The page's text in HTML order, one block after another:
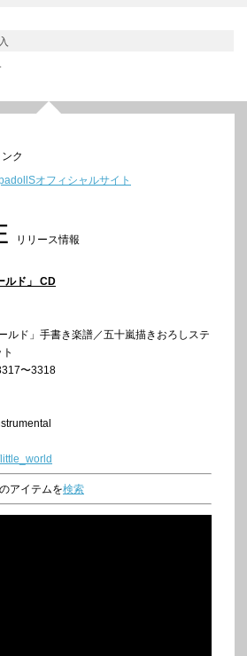
ク
オフィシャルサイト
リリース情報
ルド」 CD
ルド」手書き楽譜／五十嵐描きおろしステ
〜3318
アイテムを検索